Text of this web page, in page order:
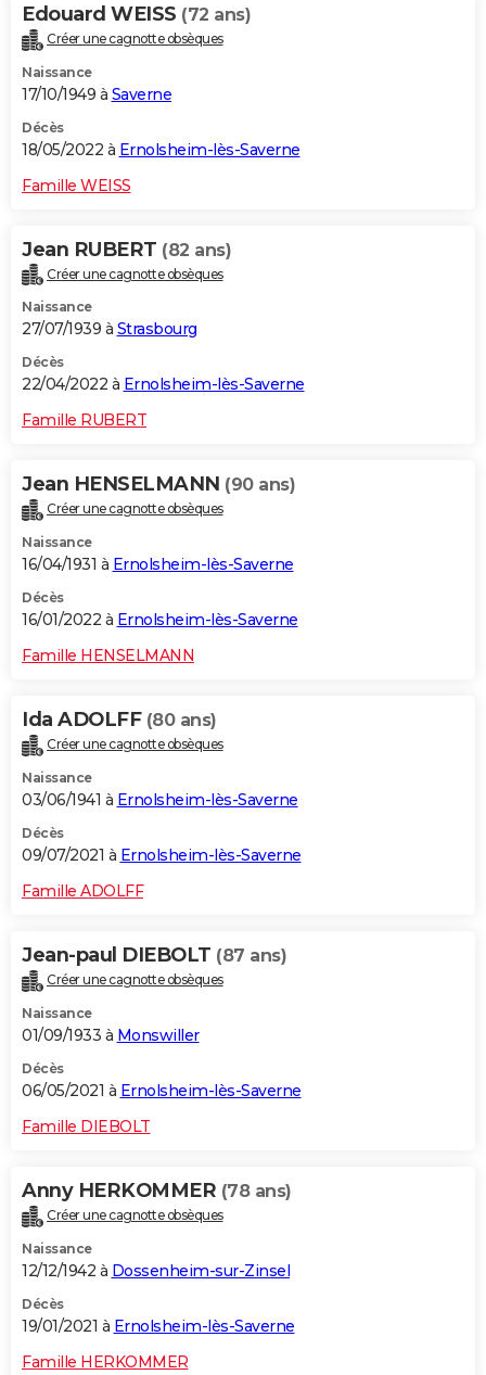
Edouard WEISS (72 ans)
Créer une cagnotte obsèques
Naissance
17/10/1949 à Saverne
Décès
18/05/2022 à Ernolsheim-lès-Saverne
Famille WEISS
Jean RUBERT (82 ans)
Créer une cagnotte obsèques
Naissance
27/07/1939 à Strasbourg
Décès
22/04/2022 à Ernolsheim-lès-Saverne
Famille RUBERT
Jean HENSELMANN (90 ans)
Créer une cagnotte obsèques
Naissance
16/04/1931 à Ernolsheim-lès-Saverne
Décès
16/01/2022 à Ernolsheim-lès-Saverne
Famille HENSELMANN
Ida ADOLFF (80 ans)
Créer une cagnotte obsèques
Naissance
03/06/1941 à Ernolsheim-lès-Saverne
Décès
09/07/2021 à Ernolsheim-lès-Saverne
Famille ADOLFF
Jean-paul DIEBOLT (87 ans)
Créer une cagnotte obsèques
Naissance
01/09/1933 à Monswiller
Décès
06/05/2021 à Ernolsheim-lès-Saverne
Famille DIEBOLT
Anny HERKOMMER (78 ans)
Créer une cagnotte obsèques
Naissance
12/12/1942 à Dossenheim-sur-Zinsel
Décès
19/01/2021 à Ernolsheim-lès-Saverne
Famille HERKOMMER